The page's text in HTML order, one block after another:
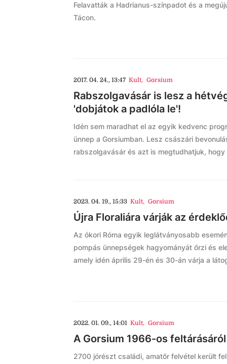
Felavatták a Hadrianus-színpadot és a
Tácon.
2017. 04. 24., 13:47 Kult, Gorsium
Rabszolgavásár is lesz a
'dobjátok a padlóla le'!
Idén sem maradhat el az egyik kedvenc
ünnep a Gorsiumban. Lesz császári
rabszolgavásár és azt is megtudhatjuk,
2023. 04. 19., 15:33 Kult, Gorsium
Újra Floraliára várják az
Az ókori Róma egyik leglátványosabb
pompás ünnepségek hagyományát őrzi és
amely idén április 29-én és 30-án várja a
2022. 01. 09., 14:01 Kult, Gorsium
A Gorsium 1966-os
2700 jórészt családi, amatőr felvétel került